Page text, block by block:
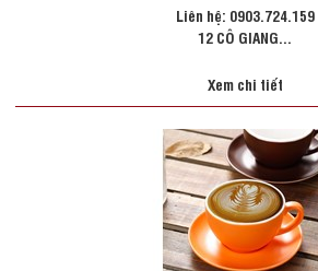
Liên hệ: 0903.724.159
12 CÔ GIANG...
Xem chi tiết